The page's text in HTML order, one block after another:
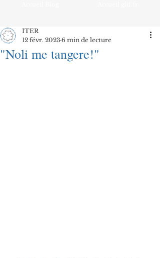
"Noli me tangere!"
ITER
12 févr. 2023 6 min de lecture